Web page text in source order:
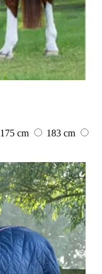
175 cm
183 cm